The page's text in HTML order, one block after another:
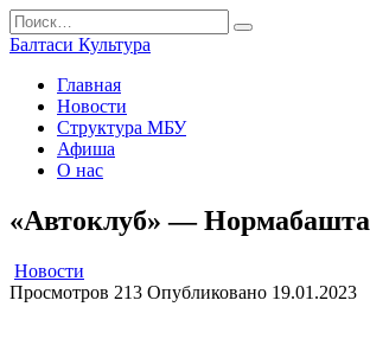
Перейти
к
содержанию
Search
for:
Балтаси Культура
Главная
Новости
Структура МБУ
Афиша
О нас
«Автоклуб» — Нормабашта
Новости
Просмотров 213 Опубликовано 19.01.2023